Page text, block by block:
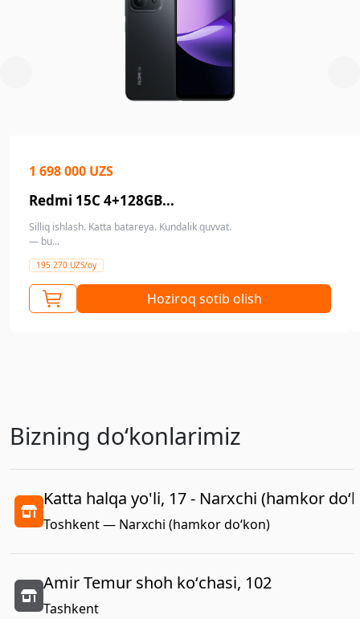
1 698 000 UZS
Redmi 15C 4+128GB...
Silliq ishlash. Katta batareya. Kundalik quvvat.
— bu...
195 270 UZS/oy
Hoziroq sotib olish
Bizning doʻkonlarimiz
Katta halqa yo'li, 17 - Narxchi (hamkor
Toshkent — Narxchi (hamkor do‘kon)
Amir Temur shoh koʻchasi, 102
Tashkent